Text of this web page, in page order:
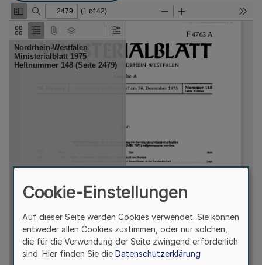
Cookie-Einstellungen
Auf dieser Seite werden Cookies verwendet. Sie können
entweder allen Cookies zustimmen, oder nur solchen,
die für die Verwendung der Seite zwingend erforderlich
sind. Hier finden Sie die Datenschutzerklärung